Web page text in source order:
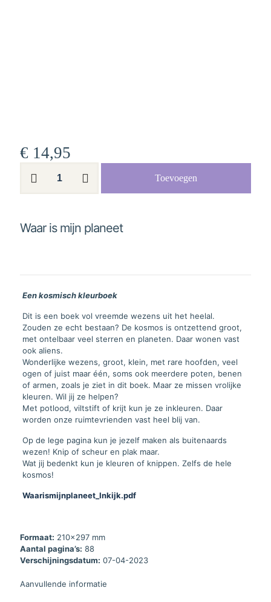
€ 14,95
Toevoegen
Waar is mijn planeet
Een kosmisch kleurboek
Dit is een boek vol vreemde wezens uit het heelal.
Zouden ze echt bestaan? De kosmos is ontzettend groot,
met ontelbaar veel sterren en planeten. Daar wonen vast
ook aliens.
Wonderlijke wezens, groot, klein, met rare hoofden, veel
ogen of juist maar één, soms ook meerdere poten, benen
of armen, zoals je ziet in dit boek. Maar ze missen vrolijke
kleuren. Wil jij ze helpen?
Met potlood, viltstift of krijt kun je ze inkleuren. Daar
worden onze ruimtevrienden vast heel blij van.
Op de lege pagina kun je jezelf maken als buitenaards
wezen! Knip of scheur en plak maar.
Wat jij bedenkt kun je kleuren of knippen. Zelfs de hele
kosmos!
Waarismijnplaneet_Inkijk.pdf
Formaat: 210x297 mm
Aantal pagina’s: 88
Verschijningsdatum: 07-04-2023
Aanvullende informatie